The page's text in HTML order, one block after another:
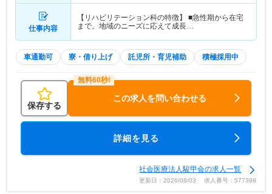
仕事内容
【リハビリテーション科の特徴】 ■急性期から在宅
まで。地域のニーズに応えて成長…
車通勤可 寮・借り上げ 託児所・育児補助 積極採用中
保存する
この求人を問い合わせる
詳細を見る
社会医療法人駿甲会の求人一覧
更新日：2026/08/03 求人番号：577398